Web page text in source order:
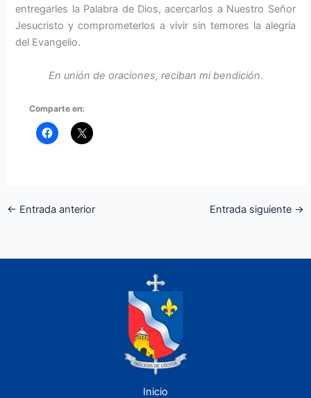
entregarles la Palabra de Dios, acer­carlos a Nuestro Señor
Jesucristo y comprometerlos a vivir sin temores la alegría
del Evangelio.
En unión de oraciones, reciban mi bendición.
Comparte en:
← Entrada anterior Entrada siguiente →
Inicio